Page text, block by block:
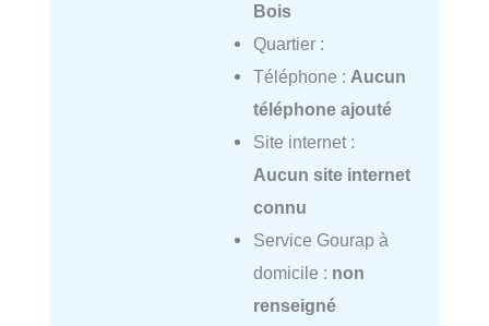
Bois
Quartier :
Téléphone : Aucun
téléphone ajouté
Site internet :
Aucun site internet
connu
Service Gourap à
domicile : non
renseigné